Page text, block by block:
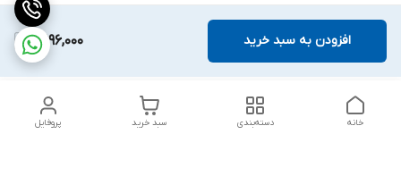
3,196,000 افزودن به سبد خرید
پروفایل سبد خرید دسته‌بندی خانه